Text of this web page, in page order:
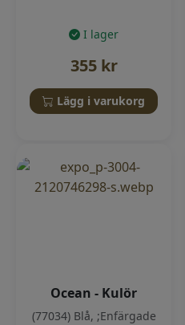
I lager
355 kr
Lägg i varukorg
Ocean - Kulör
(77034) Blå, ;Enfärgade